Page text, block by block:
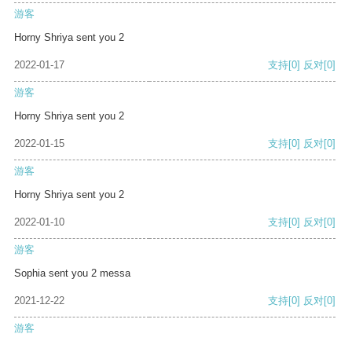
游客
Horny Shriya sent you 2
2022-01-17 支持[0] 反对[0]
游客
Horny Shriya sent you 2
2022-01-15 支持[0] 反对[0]
游客
Horny Shriya sent you 2
2022-01-10 支持[0] 反对[0]
游客
Sophia sent you 2 messa
2021-12-22 支持[0] 反对[0]
游客